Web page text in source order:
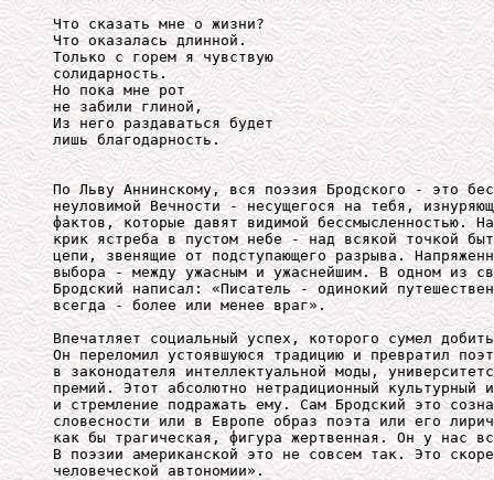
Что сказать мне о жизни?
Что оказалась длинной.
Только с горем я чувствую
солидарность.
Но пока мне рот
не забили глиной,
Из него раздаваться будет
лишь благодарность.
По Льву Аннинскому, вся поэзия Бродского - это
неуловимой Вечности - несущегося на тебя,
фактов, которые давят видимой бессмысленностью.
крик ястреба в пустом небе - над всякой точкой
цепи, звенящие от подступающего разрыва.
выбора - между ужасным и ужаснейшим. В одном из
Бродский написал: «Писатель - одинокий
всегда - более или менее враг».
Впечатляет социальный успех, которого сумел
Он переломил устоявшуюся традицию и превратил
в законодателя интеллектуальной моды,
премий. Этот абсолютно нетрадиционный культурный
и стремление подражать ему. Сам Бродский это
словесности или в Европе образ поэта или его
как бы трагическая, фигура жертвенная. Он у нас
В поэзии американской это не совсем так. Это
человеческой автономии».